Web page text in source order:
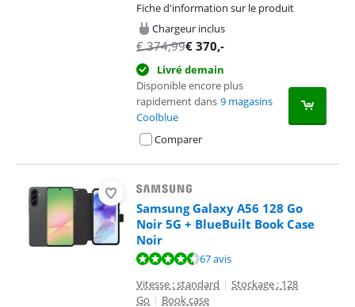
Fiche d'information sur le produit
s'ouvre dans un nouvel ongletChargeur inclus
€374,99€ 370,-
Livré demain
Disponible encore plus
rapidement dans 9 magasins
Coolblue
Comparer
Samsung Galaxy A56 128 Go
Noir 5G + BlueBuilt Book Case
Noir
La note est de 9,2 sur 10, basée sur 67 avis.67 avis
Vitesse : standard | Stockage : 128
Go | Book case